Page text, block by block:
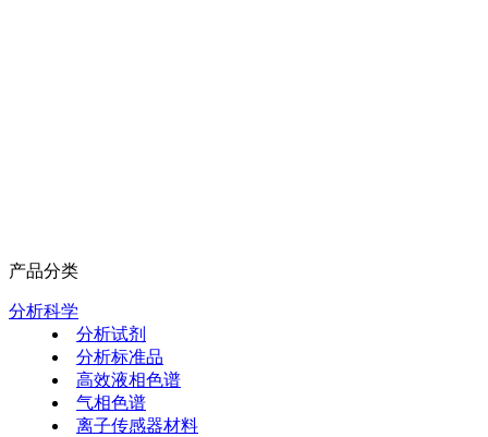
产品分类
分析科学
分析试剂
分析标准品
高效液相色谱
气相色谱
离子传感器材料